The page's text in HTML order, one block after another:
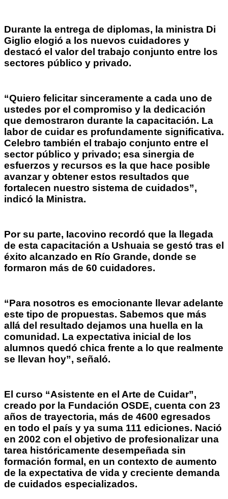
Durante la entrega de diplomas, la ministra Di
Giglio elogió a los nuevos cuidadores y
destacó el valor del trabajo conjunto entre los
sectores público y privado.
“Quiero felicitar sinceramente a cada uno de
ustedes por el compromiso y la dedicación
que demostraron durante la capacitación. La
labor de cuidar es profundamente significativa.
Celebro también el trabajo conjunto entre el
sector público y privado; esa sinergia de
esfuerzos y recursos es la que hace posible
avanzar y obtener estos resultados que
fortalecen nuestro sistema de cuidados”,
indicó la Ministra.
Por su parte, Iacovino recordó que la llegada
de esta capacitación a Ushuaia se gestó tras el
éxito alcanzado en Río Grande, donde se
formaron más de 60 cuidadores.
“Para nosotros es emocionante llevar adelante
este tipo de propuestas. Sabemos que más
allá del resultado dejamos una huella en la
comunidad. La expectativa inicial de los
alumnos quedó chica frente a lo que realmente
se llevan hoy”, señaló.
El curso “Asistente en el Arte de Cuidar”,
creado por la Fundación OSDE, cuenta con 23
años de trayectoria, más de 4600 egresados
en todo el país y ya suma 111 ediciones. Nació
en 2002 con el objetivo de profesionalizar una
tarea históricamente desempeñada sin
formación formal, en un contexto de aumento
de la expectativa de vida y creciente demanda
de cuidados especializados.